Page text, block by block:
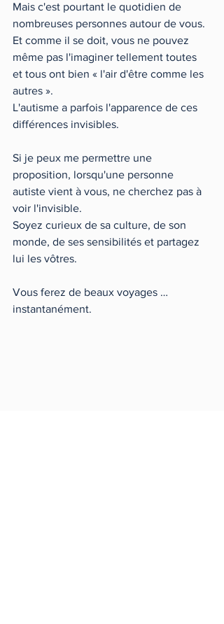
Mais c'est pourtant le quotidien de
nombreuses personnes autour de vous.
Et comme il se doit, vous ne pouvez
même pas l'imaginer tellement toutes
et tous ont bien « l'air d'être comme les
autres ».
L'autisme a parfois l'apparence de ces
différences invisibles.
Si je peux me permettre une
proposition, lorsqu'une personne
autiste vient à vous, ne cherchez pas à
voir l'invisible.
Soyez curieux de sa culture, de son
monde, de ses sensibilités et partagez
lui les vôtres.
Vous ferez de beaux voyages …
instantanément.